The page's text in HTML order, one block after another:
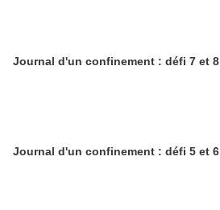
Journal d'un confinement : défi 7 et 8
Journal d'un confinement : défi 5 et 6